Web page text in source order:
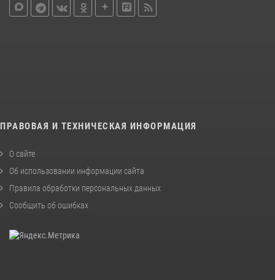
ПРАВОВАЯ И ТЕХНИЧЕСКАЯ ИНФОРМАЦИЯ
О сайте
Об использовании информации сайта
Правила обработки персональных данных
Сообщить об ошибках